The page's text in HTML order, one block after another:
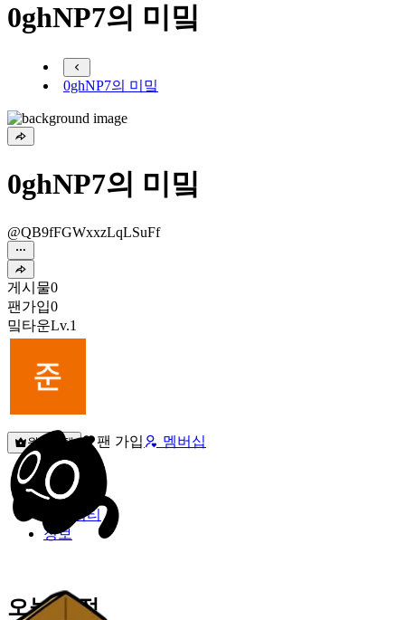
0ghNP7의 미밐
0ghNP7의 미밐
0ghNP7의 미밐
@QB9fFGWxxzLqLSuFf
게시물0
팬가입0
밐타운Lv.1
원픽선택 팬 가입 멤버십
밐타운
피드
커뮤니티
정보
오늘 일정